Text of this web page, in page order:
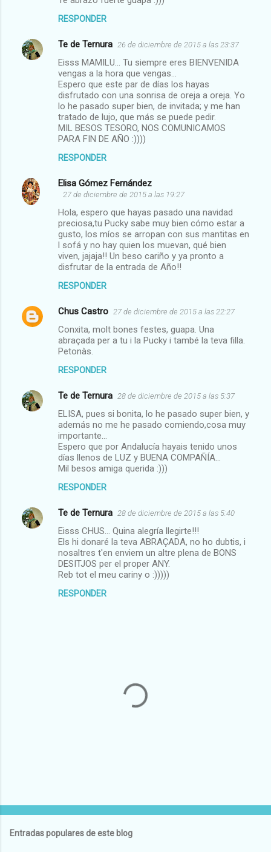
RESPONDER
Te de Ternura 26 de diciembre de 2015 a las 23:37
Eisss MAMILU... Tu siempre eres BIENVENIDA
vengas a la hora que vengas...
Espero que este par de días los hayas
disfrutado con una sonrisa de oreja a oreja. Yo
lo he pasado super bien, de invitada; y me han
tratado de lujo, que más se puede pedir.
MIL BESOS TESORO, NOS COMUNICAMOS
PARA FIN DE AÑO :))))
RESPONDER
Elisa Gómez Fernández
27 de diciembre de 2015 a las 19:27
Hola, espero que hayas pasado una navidad
preciosa,tu Pucky sabe muy bien cómo estar a
gusto, los míos se arropan con sus mantitas en
l sofá y no hay quien los muevan, qué bien
viven, jajaja!! Un beso cariño y ya pronto a
disfrutar de la entrada de Año!!
RESPONDER
Chus Castro 27 de diciembre de 2015 a las 22:27
Conxita, molt bones festes, guapa. Una
abraçada per a tu i la Pucky i també la teva filla.
Petonàs.
RESPONDER
Te de Ternura 28 de diciembre de 2015 a las 5:37
ELISA, pues si bonita, lo he pasado super bien, y
además no me he pasado comiendo,cosa muy
importante...
Espero que por Andalucía hayais tenido unos
días llenos de LUZ y BUENA COMPAÑÍA...
Mil besos amiga querida :)))
RESPONDER
Te de Ternura 28 de diciembre de 2015 a las 5:40
Eisss CHUS... Quina alegría llegirte!!!
Els hi donaré la teva ABRAÇADA, no ho dubtis, i
nosaltres t'en enviem un altre plena de BONS
DESITJOS per el proper ANY.
Reb tot el meu cariny o :)))))
RESPONDER
l
Entradas populares de este blog